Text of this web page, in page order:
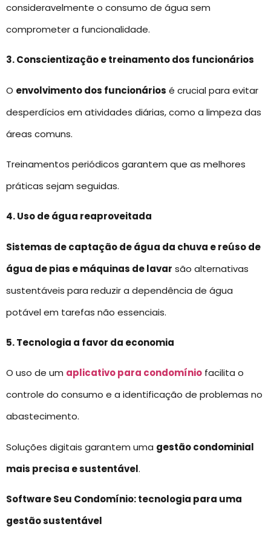
consideravelmente o consumo de água sem
comprometer a funcionalidade.
3. Conscientização e treinamento dos funcionários
O envolvimento dos funcionários é crucial para evitar
desperdícios em atividades diárias, como a limpeza das
áreas comuns.
Treinamentos periódicos garantem que as melhores
práticas sejam seguidas.
4. Uso de água reaproveitada
Sistemas de captação de água da chuva e reúso de
água de pias e máquinas de lavar são alternativas
sustentáveis para reduzir a dependência de água
potável em tarefas não essenciais.
5. Tecnologia a favor da economia
O uso de um aplicativo para condomínio facilita o
controle do consumo e a identificação de problemas no
abastecimento.
Soluções digitais garantem uma gestão condominial
mais precisa e sustentável.
Software Seu Condomínio: tecnologia para uma
gestão sustentável